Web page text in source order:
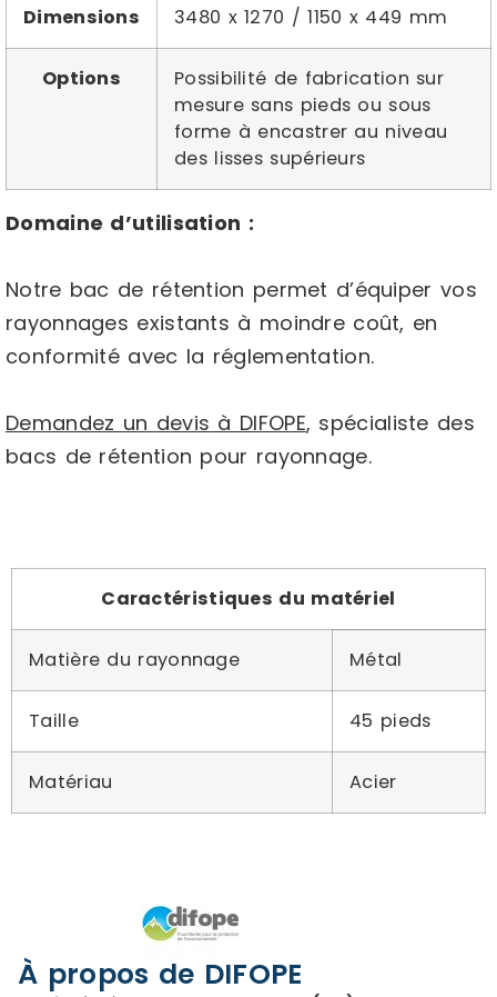
Dimensions 3480 x 1270 / 1150 x 449 mm
Options
Possibilité de fabrication sur
mesure sans pieds ou sous
forme à encastrer au niveau
des lisses supérieurs
Domaine d’utilisation :
Notre bac de rétention permet d’équiper vos
rayonnages existants à moindre coût, en
conformité avec la réglementation.
Demandez un devis à DIFOPE, spécialiste des
bacs de rétention pour rayonnage.
Caractéristiques du matériel
Matière du rayonnage Métal
Taille 45 pieds
Matériau Acier
À propos de DIFOPE